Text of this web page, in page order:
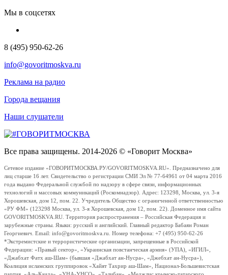
Мы в соцсетях
8 (495) 950-62-26
info@govoritmoskva.ru
Реклама на радио
Города вещания
Наши слушатели
Все права защищены. 2014-2026 © «Говорит Москва»
Сетевое издание «ГОВОРИТМОСКВА.РУ/GOVORITMOSKVA.RU». Предназначено для
лиц старше 16 лет. Свидетельство о регистрации СМИ Эл № 77-64961 от 04 марта 2016
года выдано Федеральной службой по надзору в сфере связи, информационных
технологий и массовых коммуникаций (Роскомнадзор). Адрес: 123298, Москва, ул. 3-я
Хорошевская, дом 12, пом. 22. Учредитель Общество с ограниченной ответственностью
«РУ ФМ» (123298 Москва, ул. 3-я Хорошевская, дом 12, пом. 22). Доменное имя сайта
GOVORITMOSKVA.RU. Территория распространения – Российская Федерация и
зарубежные страны. Языки: русский и английский. Главный редактор Бабаян Роман
Георгиевич. Email: info@govoritmoskva.ru. Номер телефона: +7 (495) 950-62-26
*Экстремистские и террористические организации, запрещенные в Российской
Федерации: «Правый сектор», «Украинская повстанческая армия» (УПА), «ИГИЛ»,
«Джабхат Фатх аш-Шам» (бывшая «Джабхат ан-Нусра», «Джебхат ан-Нусра»),
Коалиция исламских группировок «Хайят Тахрир аш-Шам», Национал-Большевистская